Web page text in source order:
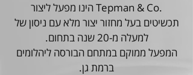
.Tepman & Co הינו מפעל ליצור
תכשיטים בעל מחזור יצור מלא עם ניסון של
למעלה מ-20 שנה בתחום.
המפעל ממוקם במתחם הבורסה ליהלומים
ברמת גן.